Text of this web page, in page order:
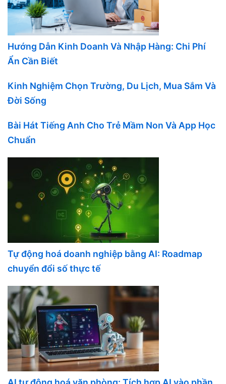
Hướng Dẫn Kinh Doanh Và Nhập Hàng: Chi Phí
Ẩn Cần Biết
Kinh Nghiệm Chọn Trường, Du Lịch, Mua Sắm Và
Đời Sống
Bài Hát Tiếng Anh Cho Trẻ Mầm Non Và App Học
Chuẩn
Tự động hoá doanh nghiệp bằng AI: Roadmap
chuyển đổi số thực tế